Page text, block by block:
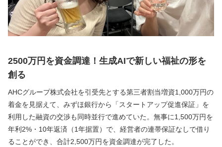
2500万円を資金調達！生成AIで新しい福祉の形を
創る
AHCグループ株式会社を引受先とする第三者割当増資1,000万円の
着金を見据えて、みずほ銀行から「スタートアップ促進保証」を
利用した融資の交渉も同時並行で進めていた。無事に1,500万円を
年利2%・10年返済（1年据置）で、経営者の連帯保証なしで借り
ることができ、合計2,500万円を資金調達が完了した。